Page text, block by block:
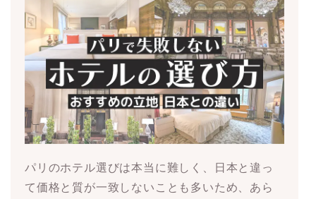
パリのホテル選びは本当に難しく、日本と違っ
て価格と質が一致しないことも多いため、あら